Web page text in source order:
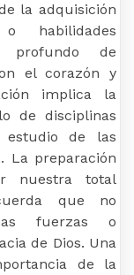
la adquisición
habilidades
profundo de
el corazón y
implica la
de disciplinas
estudio de las
La preparación
nuestra total
que no
fuerzas o
de Dios. Una
de la